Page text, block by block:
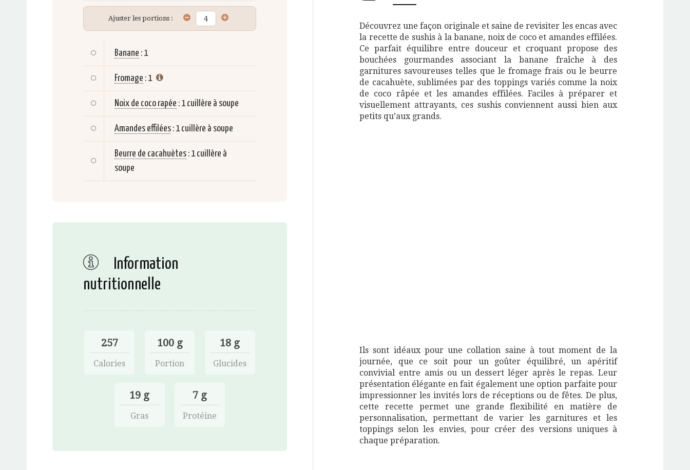
Ajuster les portions :
Banane : 1
Fromage : 1
Noix de coco rapée : 1 cuillère à soupe
Amandes effilées : 1 cuillère à soupe
Beurre de cacahuètes : 1 cuillère à
soupe
Information
nutritionnelle
257
Calories
100 g
Portion
18 g
Glucides
19 g
Gras
7 g
Protéine
Découvrez une façon originale et saine de revisiter les encas avec
la recette de sushis à la banane, noix de coco et amandes effilées.
Ce parfait équilibre entre douceur et croquant propose des
bouchées gourmandes associant la banane fraîche à des
garnitures savoureuses telles que le fromage frais ou le beurre
de cacahuète, sublimées par des toppings variés comme la noix
de coco râpée et les amandes effilées. Faciles à préparer et
visuellement attrayants, ces sushis conviennent aussi bien aux
petits qu’aux grands.
Ils sont idéaux pour une collation saine à tout moment de la
journée, que ce soit pour un goûter équilibré, un apéritif
convivial entre amis ou un dessert léger après le repas. Leur
présentation élégante en fait également une option parfaite pour
impressionner les invités lors de réceptions ou de fêtes. De plus,
cette recette permet une grande flexibilité en matière de
personnalisation, permettant de varier les garnitures et les
toppings selon les envies, pour créer des versions uniques à
chaque préparation.